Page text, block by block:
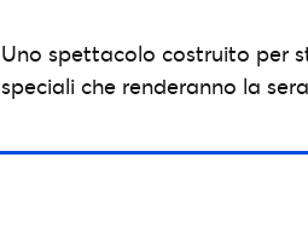
Uno spettacolo costruito per
speciali che renderanno la